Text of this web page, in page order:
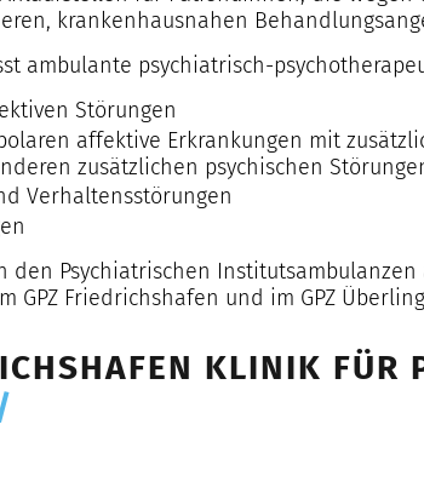
krankenhausnahen
ambulante psychiatrisch-
Störungen
affektive Erkrankungen mit
zusätzlichen psychischen
Verhaltensstörungen
den Psychiatrischen
GPZ Friedrichshafen und im GPZ
KLINIK FÜR